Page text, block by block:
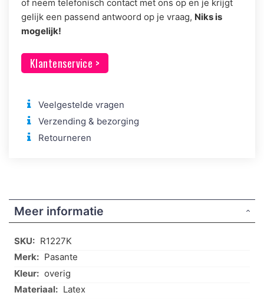
of neem telefonisch contact met ons op en je krijgt
gelijk een passend antwoord op je vraag, Niks is
mogelijk!
Klantenservice >
Veelgestelde vragen
Verzending & bezorging
Retourneren
Meer informatie
Meer
informatie
R1227K
Pasante
overig
Latex